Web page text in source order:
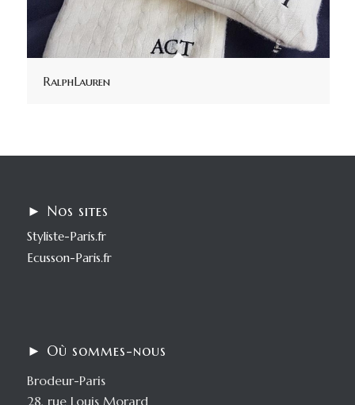
RalphLauren
► Nos sites
Styliste-Paris.fr
Ecusson-Paris.fr
► Où sommes-nous
Brodeur-Paris
28, rue Louis Morard